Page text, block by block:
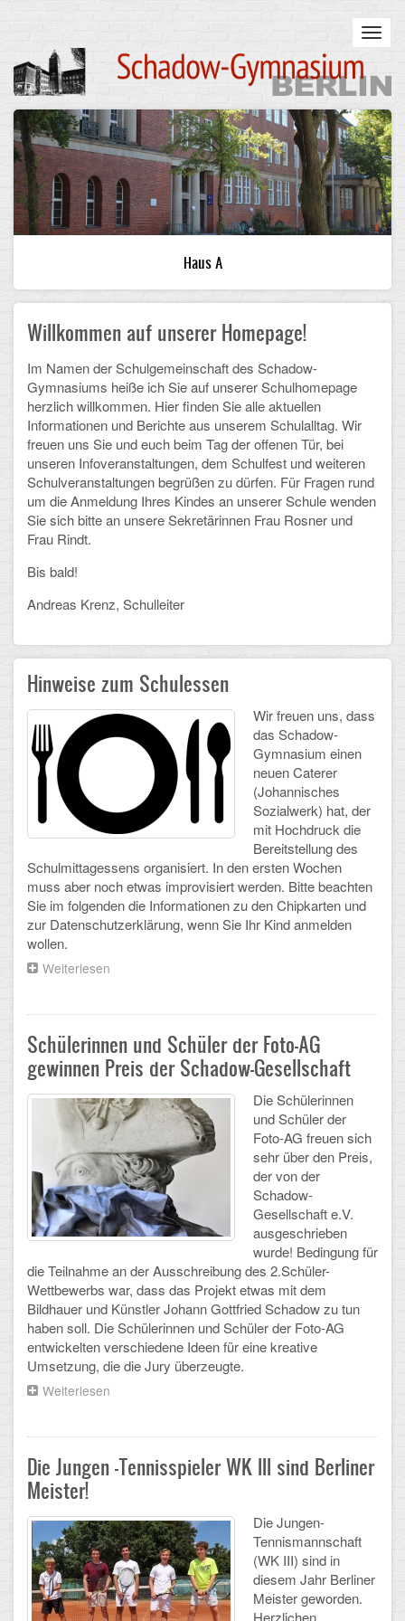
content
Main
navigation
STARTSEITE
UNSERE SCHULE
Infos zum Schulalltag
Campus
Sanierung
Schulpartnerschaft
Historisches
Schulalbum
SCHULLEBEN
Kollegium
Schulleitung
Schülervertretung
Sekretariat
Ganztagsschule
Schulsozialarbeit
Berufsorientierung
Arbeitsgemeinschaften
Klima-Projekt
Elternchor
Förderverein
Schulzeitung: Der Gottfried
FÄCHER
Deutsch und Fremdsprachen
Ethik, Philosophie und Religion
Gesellschaftswissenschaften
Mathematik, Informatik und Naturwissenschaften
Sport
ORGANISATION
Kurswahl 10. Kl.
Umwahl 11. Kl.
mPA
Wahlfächer
TERMINE
Haus A
Willkommen auf unserer Homepage!
Im Namen der Schulgemeinschaft des Schadow-
Gymnasiums heiße ich Sie auf unserer Schulhomepage
herzlich willkommen. Hier finden Sie alle aktuellen
Informationen und Berichte aus unserem Schulalltag. Wir
freuen uns Sie und euch beim Tag der offenen Tür, bei
unseren Infoveranstaltungen, dem Schulfest und weiteren
Schulveranstaltungen begrüßen zu dürfen. Für Fragen rund
um die Anmeldung Ihres Kindes an unserer Schule wenden
Sie sich bitte an unsere Sekretärinnen Frau Rosner und
Frau Rindt.
Bis bald!
Andreas Krenz, Schulleiter
Hinweise zum Schulessen
Wir freuen uns, dass
das Schadow-
Gymnasium einen
neuen Caterer
(Johannisches
Sozialwerk) hat, der
mit Hochdruck die
Bereitstellung des
Schulmittagessens organisiert. In den ersten Wochen
muss aber noch etwas improvisiert werden. Bitte beachten
Sie im folgenden die Informationen zu den Chipkarten und
zur Datenschutzerklärung, wenn Sie Ihr Kind anmelden
wollen.
Weiterlesen
Schulessen
Schülerinnen und Schüler der Foto-AG
gewinnen Preis der Schadow-Gesellschaft
Die Schülerinnen
und Schüler der
Foto-AG freuen sich
sehr über den Preis,
der von der
Schadow-
Gesellschaft e.V.
ausgeschrieben
wurde! Bedingung für
die Teilnahme an der Ausschreibung des 2.Schüler-
Wettbewerbs war, dass das Projekt etwas mit dem
Bildhauer und Künstler Johann Gottfried Schadow zu tun
haben soll. Die Schülerinnen und Schüler der Foto-AG
entwickelten verschiedene Ideen für eine kreative
Umsetzung, die die Jury überzeugte.
Weiterlesen
Schüler
der
Foto-
Preis
der
Schadow-
Gesellschaft
Die Jungen -Tennisspieler WK III sind Berliner
Meister!
Die Jungen-
Tennismannschaft
(WK III) sind in
diesem Jahr Berliner
Meister geworden.